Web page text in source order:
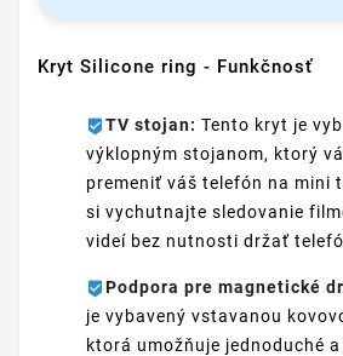
Kryt Silicone ring - Funkčnosť
TV stojan: Tento kryt je
výklopným stojanom, ktorý
premeniť váš telefón na mini
si vychutnajte sledovanie
videí bez nutnosti držať
Podpora pre magnetické
je vybavený vstavanou
ktorá umožňuje jednoduché a